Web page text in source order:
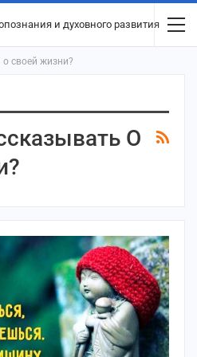
и духовного развития
своей жизни?
О